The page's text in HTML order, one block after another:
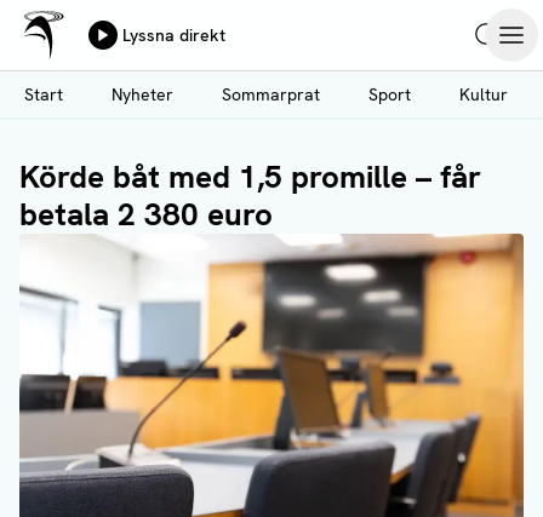
Hoppa
till
huvudinnehåll
Ålands Radio & TV
Lyssna direkt
Start
Nyheter Sommarprat Sport Kultur
Körde båt med 1,5 promille – får
betala 2 380 euro